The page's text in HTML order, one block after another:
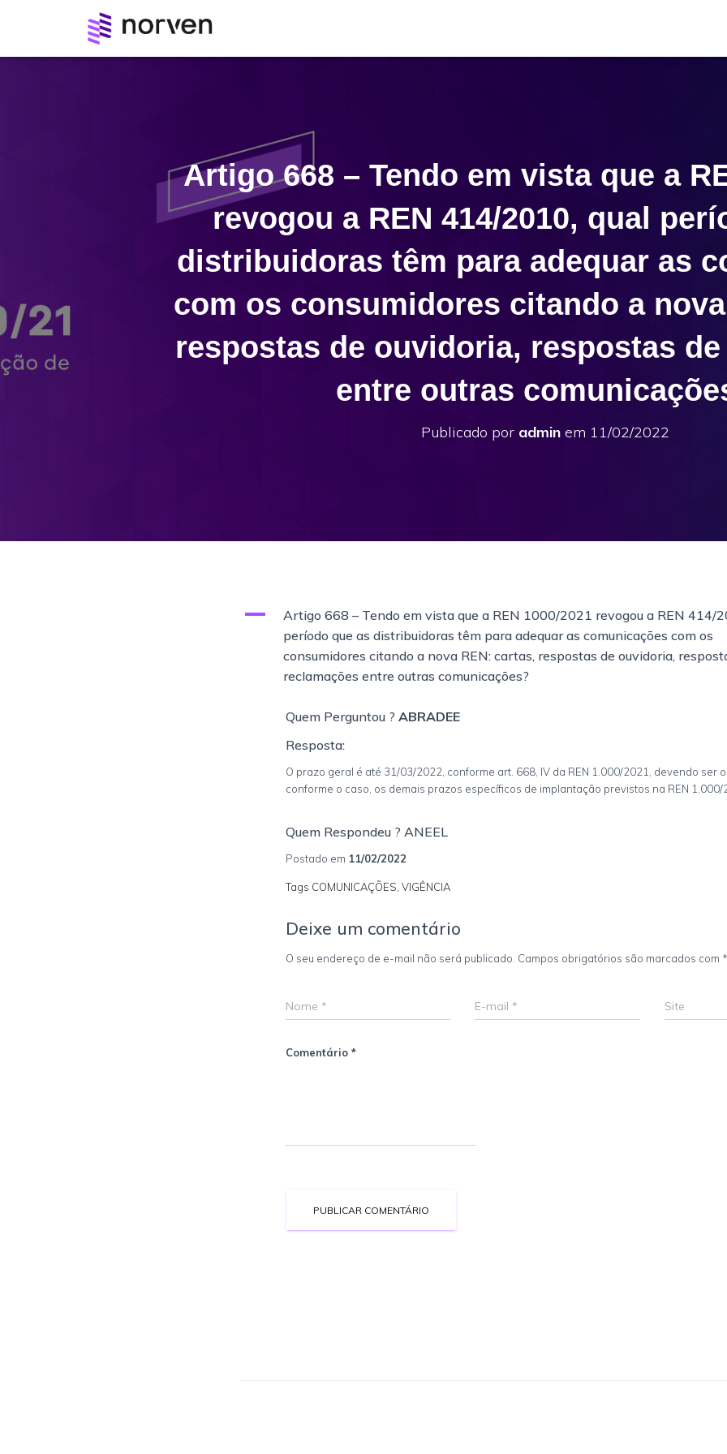
Artigo 668 – Tendo em vista que a
revogou a REN 414/2010, qual
distribuidoras têm para adequar as
com os consumidores citando a
respostas de ouvidoria, respostas
entre outras
Publicado por admin em 11/02/2022
A
Artigo 668 – Tendo em vista que a REN 1000/2021 revogou a REN 414/
período que as distribuidoras têm para adequar as comunicações com os
consumidores citando a nova REN: cartas, respostas de ouvidoria,
reclamações entre outras comunicações?
Quem Perguntou ? ABRADEE
Resposta:
O prazo geral é até 31/03/2022, conforme art. 668, IV da REN 1.000/2021, devendo ser
conforme o caso, os demais prazos específicos de implantação previstos na REN 1.000/
Quem Respondeu ? ANEEL
Postado em 11/02/2022
Tags COMUNICAÇÕES, VIGÊNCIA
Deixe um comentário
O seu endereço de e-mail não será publicado. Campos obrigatórios são marcados com *
Nome * E-mail * Site
Comentário *